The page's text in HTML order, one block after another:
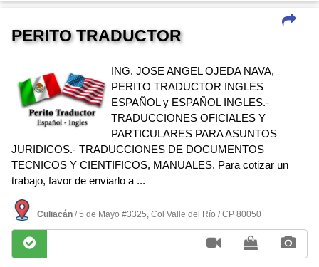
PERITO TRADUCTOR
ING. JOSE ANGEL OJEDA NAVA,
PERITO TRADUCTOR INGLES
ESPAÑOL y ESPAÑOL INGLES.-
TRADUCCIONES OFICIALES Y
PARTICULARES PARA ASUNTOS
JURIDICOS.- TRADUCCIONES DE DOCUMENTOS
TECNICOS Y CIENTIFICOS, MANUALES. Para cotizar un
trabajo, favor de enviarlo a ...
Culiacán / 5 de Mayo #3325, Col Valle del Rí­o / CP 80050